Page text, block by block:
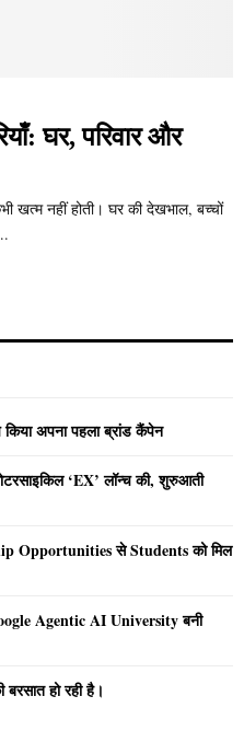
घर, परिवार और
खत्म नहीं होती। घर की देखभाल, बच्चों
अपना पहला ब्रांड कैंपेन
‘EX’ लॉन्च की, शुरुआती
Opportunities से Students को मिल
Agentic AI University बनी
बरसात हो रही है।